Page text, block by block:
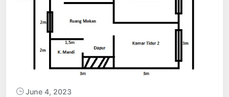
June 4, 2023